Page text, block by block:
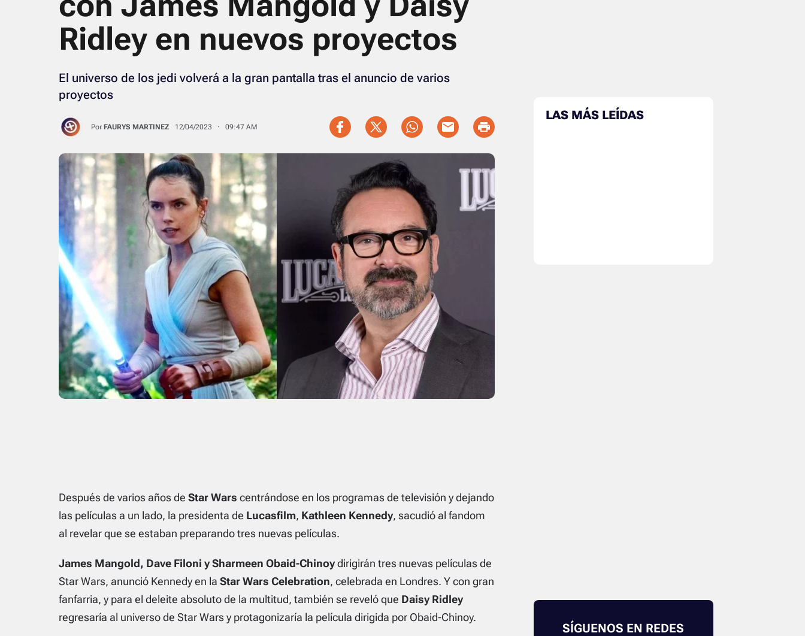
Ridley en nuevos proyectos
El universo de los jedi volverá a la gran pantalla tras el anuncio de varios
proyectos
Por FAURYS MARTINEZ 12/04/2023 · 09:47 AM
Después de varios años de Star Wars centrándose en los programas de televisión y dejando
las películas a un lado, la presidenta de Lucasfilm, Kathleen Kennedy, sacudió al fandom
al revelar que se estaban preparando tres nuevas películas.
James Mangold, Dave Filoni y Sharmeen Obaid-Chinoydirigirán tres nuevas películas de
Star Wars, anunció Kennedy en la Star Wars Celebration, celebrada en Londres. Y con gran
fanfarria, y para el deleite absoluto de la multitud, también se reveló que Daisy Ridley
regresaría al universo de Star Wars y protagonizaría la película dirigida por Obaid-Chinoy.
LAS MÁS LEÍDAS
SÍGUENOS EN REDES